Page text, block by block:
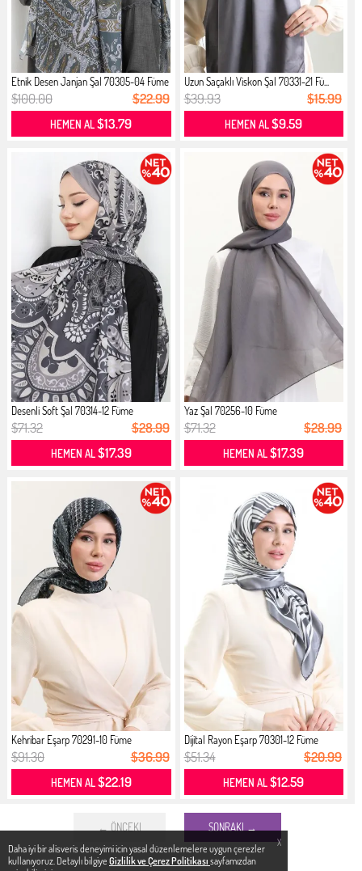
X
Daha iyi bir alisveris deneyimi icin yasal düzenlemelere uygun çerezler
kullanıyoruz. Detaylı bilgiye Gizlilik ve Çerez Politikası sayfamızdan
Etnik Desen Janjan Şal 70305-04 Füme
$100.00 $22.99
HEMEN AL$13.79
Uzun Saçaklı Viskon Şal 70331-21 Fü...
$39.93 $15.99
HEMEN AL$9.59
Desenli Soft Şal 70314-12 Füme
$71.32 $28.99
HEMEN AL$17.39
Yaz Şal 70256-10 Füme
$71.32 $28.99
HEMEN AL$17.39
Kehribar Eşarp 70291-10 Füme
$91.30 $36.99
HEMEN AL$22.19
Dijital Rayon Eşarp 70301-12 Füme
$51.34 $20.99
HEMEN AL$12.59
← ÖNCEKI SONRAKI →